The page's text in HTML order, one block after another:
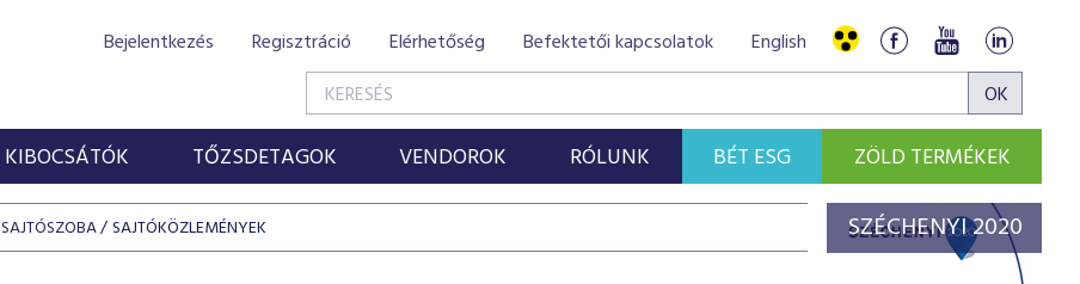
Bejelentkezés Regisztráció Elérhetőség Befektetői kapcsolatok English
KIBOCSÁTÓK TŐZSDETAGOK VENDOROK RÓLUNK BÉT ESG ZÖLD TERMÉKEK
SAJTÓSZOBA SAJTÓKÖZLEMÉNYEK SZÉCHENYI 2020